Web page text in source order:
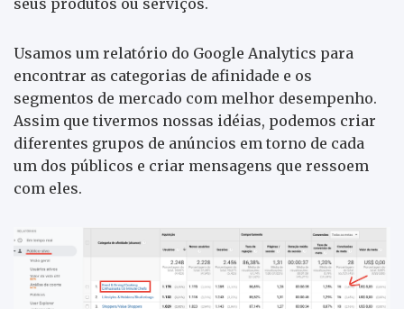
seus produtos ou serviços.
Usamos um relatório do Google Analytics para
encontrar as categorias de afinidade e os
segmentos de mercado com melhor desempenho.
Assim que tivermos nossas idéias, podemos criar
diferentes grupos de anúncios em torno de cada
um dos públicos e criar mensagens que ressoem
com eles.